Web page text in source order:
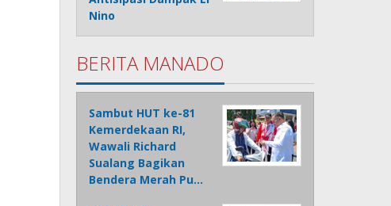
Nino
BERITA MANADO
Sambut HUT ke-81
Kemerdekaan RI,
Wawali Richard
Sualang Bagikan
Bendera Merah Pu…